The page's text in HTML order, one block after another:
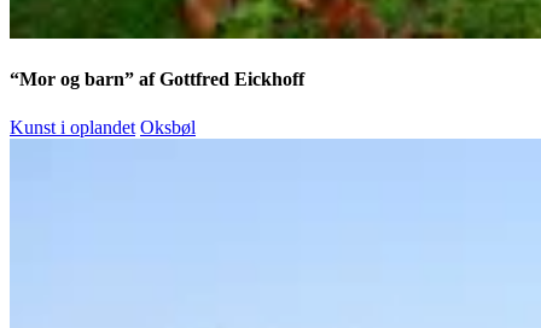
“Mor og barn” af Gottfred Eickhoff
Kunst i oplandet Oksbøl